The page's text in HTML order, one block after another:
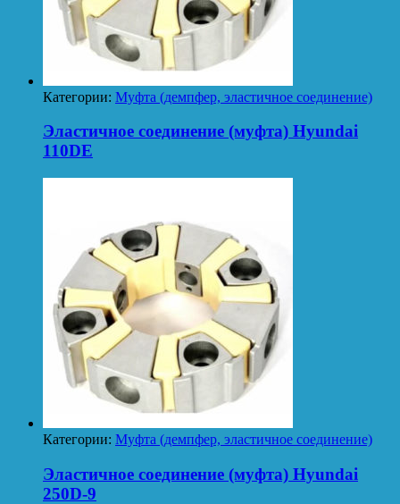
Категории: Муфта (демпфер, эластичное соединение)
Эластичное соединение (муфта) Hyundai
110DE
Категории: Муфта (демпфер, эластичное соединение)
Эластичное соединение (муфта) Hyundai
250D-9